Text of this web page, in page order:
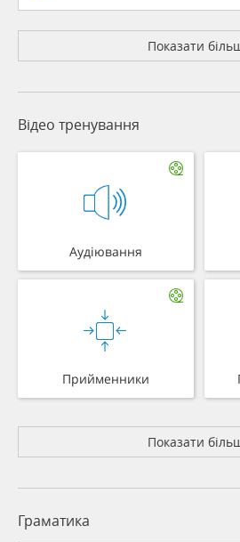
Показати
Відео тренування
Аудіювання
Прийменники
Показати
Граматика